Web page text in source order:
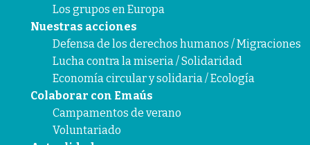
Los grupos en Europa
Nuestras acciones
Defensa de los derechos humanos / Migraciones
Lucha contra la miseria / Solidaridad
Economía circular y solidaria / Ecología
Colaborar con Emaús
Campamentos de verano
Voluntariado